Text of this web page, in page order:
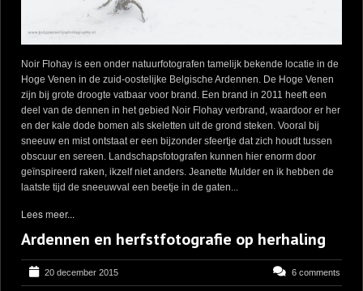
Noir Flohay is een onder natuurfotografen tamelijk bekende locatie in de
Hoge Venen in de zuid-oostelijke Belgische Ardennen. De Hoge Venen
zijn bij grote droogte vatbaar voor brand. Een brand in 2011 heeft een
deel van de dennen in het gebied Noir Flohay verbrand, waardoor er her
en der kale dode bomen als skeletten uit de grond steken. Vooral bij
sneeuw en mist ontstaat er een bijzonder sfeertje dat zich houdt tussen
obscuur en sereen. Landschapsfotografen kunnen hier enorm door
geïnspireerd raken, ikzelf niet anders. Jeanette Mulder en ik hebben de
laatste tijd de sneeuwval een beetje in de gaten...
Lees meer...
Ardennen en herfstfotografie op herhaling
20 december 2015 6 comments